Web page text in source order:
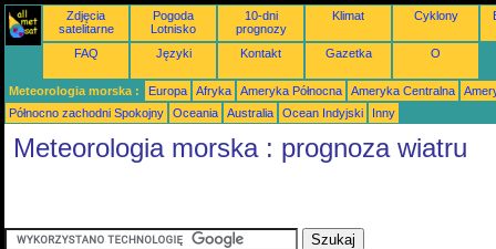
Zdjęcia
satelitarne
Pogoda
Lotnisko
10-dni
prognozy
Klimat Cyklony
FAQ Języki Kontakt Gazetka O
Meteorologia morska : Europa Afryka Ameryka Północna Ameryka Centralna
Północno zachodni Spokojny
Oceania Australia Ocean Indyjski Inny
Meteorologia morska : prognoza wiatru